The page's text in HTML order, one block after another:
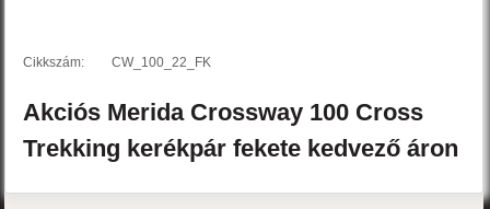
Cikkszám: CW_100_22_FK
Akciós Merida Crossway 100 Cross
Trekking kerékpárfekete kedvező áron